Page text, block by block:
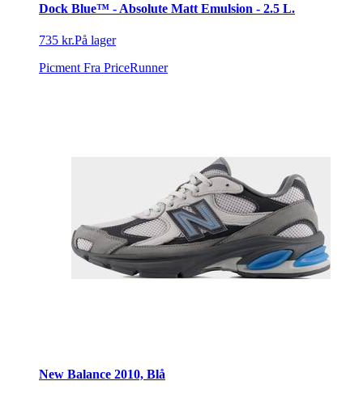
Dock Blue™ - Absolute Matt Emulsion - 2.5 L.
735 kr.På lager
Picment Fra PriceRunner
New Balance 2010, Blå